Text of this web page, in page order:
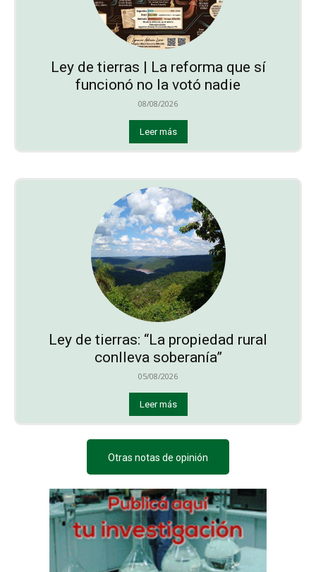
Ley de tierras | La reforma que sí
funcionó no la votó nadie
08/08/2026
Leer más
Ley de tierras: “La propiedad rural
conlleva soberanía”
05/08/2026
Leer más
Otras notas de opinión